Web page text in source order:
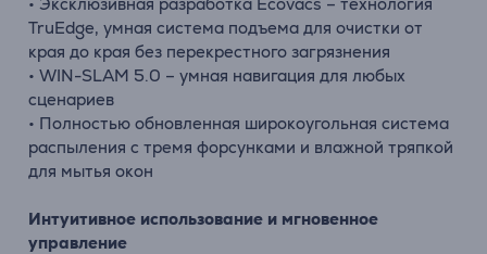
TruEdge, умная система подъема для очистки от
края до края без перекрестного загрязнения
• WIN-SLAM 5.0 – умная навигация для любых
сценариев
• Полностью обновленная широкоугольная система
распыления с тремя форсунками и влажной тряпкой
для мытья окон
Интуитивное использование и мгновенное
управление